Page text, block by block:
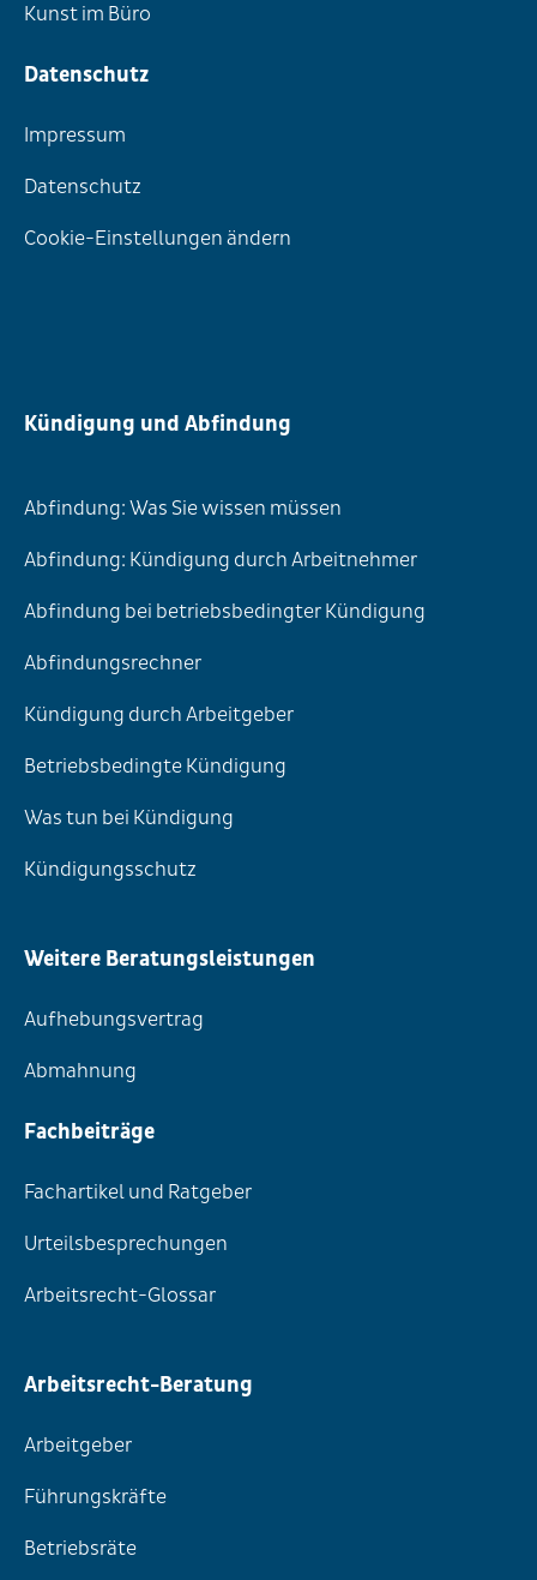
Kunst im Büro
Datenschutz
Impressum
Datenschutz
Cookie-Einstellungen ändern
Kündigung und Abfindung
Abfindung: Was Sie wissen müssen
Abfindung: Kündigung durch Arbeitnehmer
Abfindung bei betriebsbedingter Kündigung
Abfindungsrechner
Kündigung durch Arbeitgeber
Betriebsbedingte Kündigung
Was tun bei Kündigung
Kündigungsschutz
Weitere Beratungsleistungen
Aufhebungsvertrag
Abmahnung
Fachbeiträge
Fachartikel und Ratgeber
Urteilsbesprechungen
Arbeitsrecht-Glossar
Arbeitsrecht-Beratung
Arbeitgeber
Führungskräfte
Betriebsräte